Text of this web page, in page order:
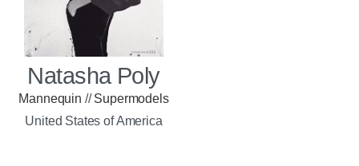
Natasha Poly
Mannequin // Supermodels
United States of America